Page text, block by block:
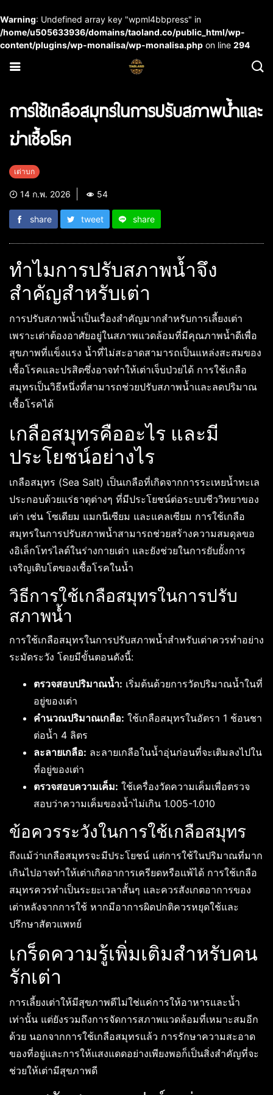
Warning: Undefined array key "wpml4bbpress" in
/home/u505633936/domains/taoland.co/public_html/wp-
content/plugins/wp-monalisa/wp-monalisa.php on line 294
การใช้เกลือสมุทรในการปรับสภาพน้ำและ
ฆ่าเชื้อโรค
เต่าบก
14 ก.พ. 2026 54
share tweet share
ทำไมการปรับสภาพน้ำจึง
สำคัญสำหรับเต่า
การปรับสภาพน้ำเป็นเรื่องสำคัญมากสำหรับการเลี้ยงเต่า
เพราะเต่าต้องอาศัยอยู่ในสภาพแวดล้อมที่มีคุณภาพน้ำดีเพื่อ
สุขภาพที่แข็งแรง น้ำที่ไม่สะอาดสามารถเป็นแหล่งสะสมของ
เชื้อโรคและปรสิตซึ่งอาจทำให้เต่าเจ็บป่วยได้ การใช้เกลือ
สมุทรเป็นวิธีหนึ่งที่สามารถช่วยปรับสภาพน้ำและลดปริมาณ
เชื้อโรคได้
เกลือสมุทรคืออะไร และมี
ประโยชน์อย่างไร
เกลือสมุทร (Sea Salt) เป็นเกลือที่เกิดจากการระเหยน้ำทะเล
ประกอบด้วยแร่ธาตุต่างๆ ที่มีประโยชน์ต่อระบบชีววิทยาของ
เต่า เช่น โซเดียม แมกนีเซียม และแคลเซียม การใช้เกลือ
สมุทรในการปรับสภาพน้ำสามารถช่วยสร้างความสมดุลขอ
งอิเล็กโทรไลต์ในร่างกายเต่า และยังช่วยในการยับยั้งการ
เจริญเติบโตของเชื้อโรคในน้ำ
วิธีการใช้เกลือสมุทรในการปรับ
สภาพน้ำ
การใช้เกลือสมุทรในการปรับสภาพน้ำสำหรับเต่าควรทำอย่าง
ระมัดระวัง โดยมีขั้นตอนดังนี้:
ตรวจสอบปริมาณน้ำ: เริ่มต้นด้วยการวัดปริมาณน้ำในที่
อยู่ของเต่า
คำนวณปริมาณเกลือ: ใช้เกลือสมุทรในอัตรา 1 ช้อนชา
ต่อน้ำ 4 ลิตร
ละลายเกลือ: ละลายเกลือในน้ำอุ่นก่อนที่จะเติมลงไปใน
ที่อยู่ของเต่า
ตรวจสอบความเค็ม: ใช้เครื่องวัดความเค็มเพื่อตรวจ
สอบว่าความเค็มของน้ำไม่เกิน 1.005-1.010
ข้อควรระวังในการใช้เกลือสมุทร
ถึงแม้ว่าเกลือสมุทรจะมีประโยชน์ แต่การใช้ในปริมาณที่มาก
เกินไปอาจทำให้เต่าเกิดอาการเครียดหรือแพ้ได้ การใช้เกลือ
สมุทรควรทำเป็นระยะเวลาสั้นๆ และควรสังเกตอาการของ
เต่าหลังจากการใช้ หากมีอาการผิดปกติควรหยุดใช้และ
ปรึกษาสัตวแพทย์
เกร็ดความรู้เพิ่มเติมสำหรับคน
รักเต่า
การเลี้ยงเต่าให้มีสุขภาพดีไม่ใช่แค่การให้อาหารและน้ำ
เท่านั้น แต่ยังรวมถึงการจัดการสภาพแวดล้อมที่เหมาะสมอีก
ด้วย นอกจากการใช้เกลือสมุทรแล้ว การรักษาความสะอาด
ของที่อยู่และการให้แสงแดดอย่างเพียงพอก็เป็นสิ่งสำคัญที่จะ
ช่วยให้เต่ามีสุขภาพดี